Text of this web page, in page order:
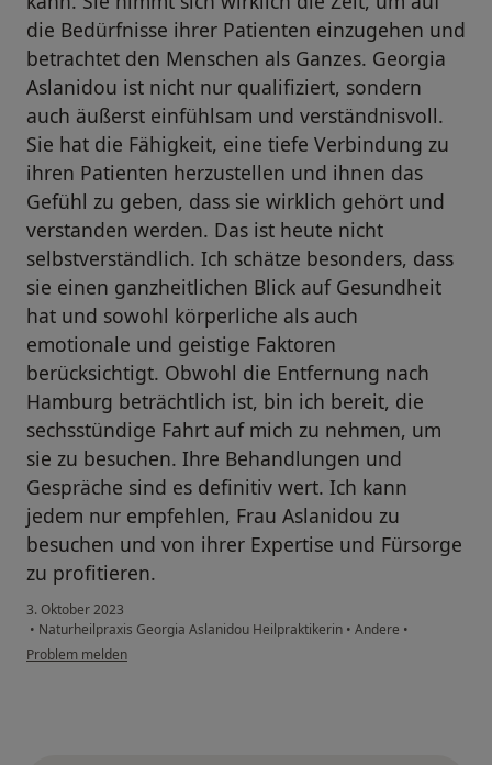
die Bedürfnisse ihrer Patienten einzugehen und
betrachtet den Menschen als Ganzes. Georgia
Aslanidou ist nicht nur qualifiziert, sondern
auch äußerst einfühlsam und verständnisvoll.
Sie hat die Fähigkeit, eine tiefe Verbindung zu
ihren Patienten herzustellen und ihnen das
Gefühl zu geben, dass sie wirklich gehört und
verstanden werden. Das ist heute nicht
selbstverständlich. Ich schätze besonders, dass
sie einen ganzheitlichen Blick auf Gesundheit
hat und sowohl körperliche als auch
emotionale und geistige Faktoren
berücksichtigt. Obwohl die Entfernung nach
Hamburg beträchtlich ist, bin ich bereit, die
sechsstündige Fahrt auf mich zu nehmen, um
sie zu besuchen. Ihre Behandlungen und
Gespräche sind es definitiv wert. Ich kann
jedem nur empfehlen, Frau Aslanidou zu
besuchen und von ihrer Expertise und Fürsorge
zu profitieren.
3. Oktober 2023
• Naturheilpraxis Georgia Aslanidou Heilpraktikerin • Andere •
Problem melden